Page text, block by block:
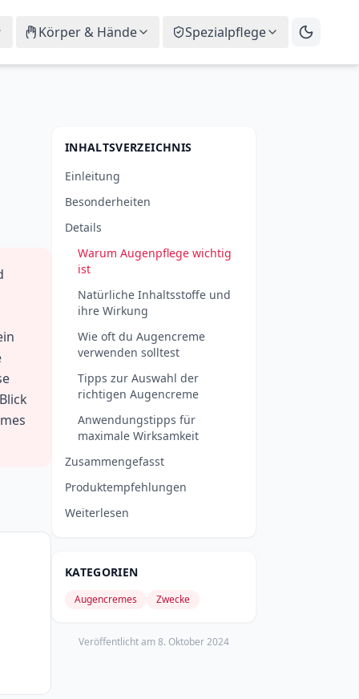
Körper & Hände Spezialpflege
INHALTSVERZEICHNIS
Einleitung
Besonderheiten
Details
Warum Augenpflege wichtig
ist
Natürliche Inhaltsstoffe und
ihre Wirkung
Wie oft du Augencreme
verwenden solltest
Tipps zur Auswahl der
richtigen Augencreme
Anwendungstipps für
maximale Wirksamkeit
Zusammengefasst
Produktempfehlungen
Weiterlesen
KATEGORIEN
Augencremes Zwecke
Veröffentlicht am8. Oktober 2024